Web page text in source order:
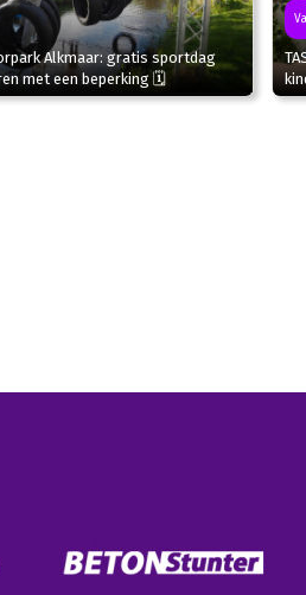
Alkmaar: gratis sportdag
met een beperking 🗓